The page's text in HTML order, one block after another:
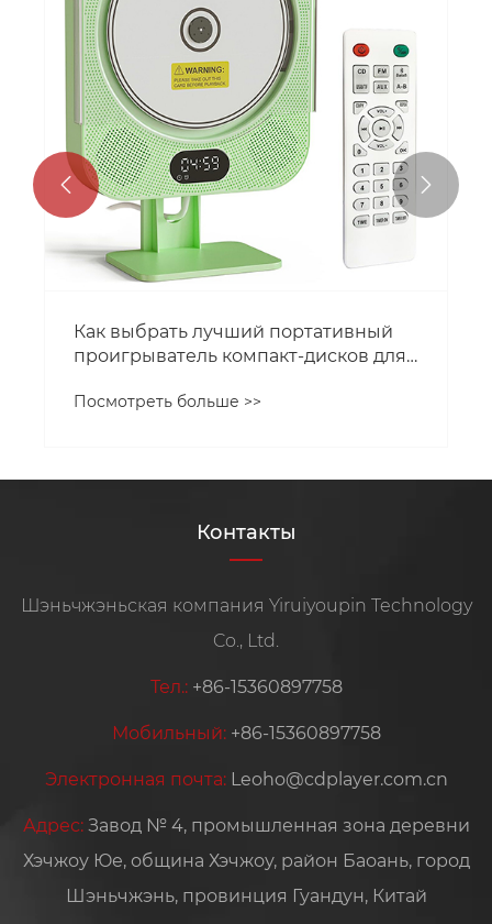
Как выбрать лучший портативный
проигрыватель компакт-дисков для
Посмотреть больше >>
 
Контакты
Шэньчжэньская компания Yiruiyoupin Technology
Co., Ltd.
Тел.: +86-15360897758
Мобильный: +86-15360897758
Электронная почта: Leoho@cdplayer.com.cn
Адрес: Завод № 4, промышленная зона деревни
Хэчжоу Юе, община Хэчжоу, район Баоань, город
Шэньчжэнь, провинция Гуандун, Китай